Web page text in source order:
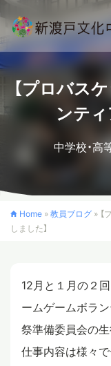
学校概要
入学案内
クロスカリキ
スタディツアー
【プロバス
ンティ
中学校・高
Home » 教員ブログ »
しました】
12月と１月の２
ームゲームボラ
祭準備委員会の生
仕事内容は様々